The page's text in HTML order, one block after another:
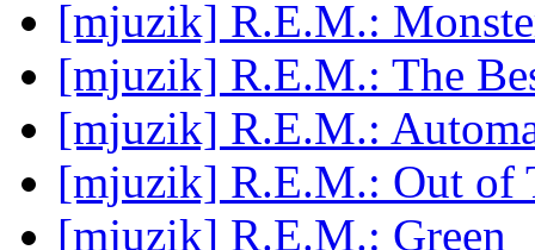
[mjuzik] R.E.M.:
[mjuzik] R.E.M.: The
[mjuzik] R.E.M.:
[mjuzik] R.E.M.: Out of
[mjuzik] R.E.M.: Green